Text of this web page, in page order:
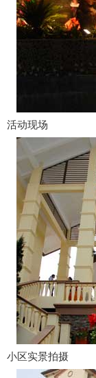
活动现场
小区实景拍摄